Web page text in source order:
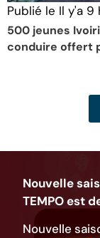
Publié le Il y'a 9
500 jeunes
conduire offert
Nouvelle
TEMPO est
Nouvelle